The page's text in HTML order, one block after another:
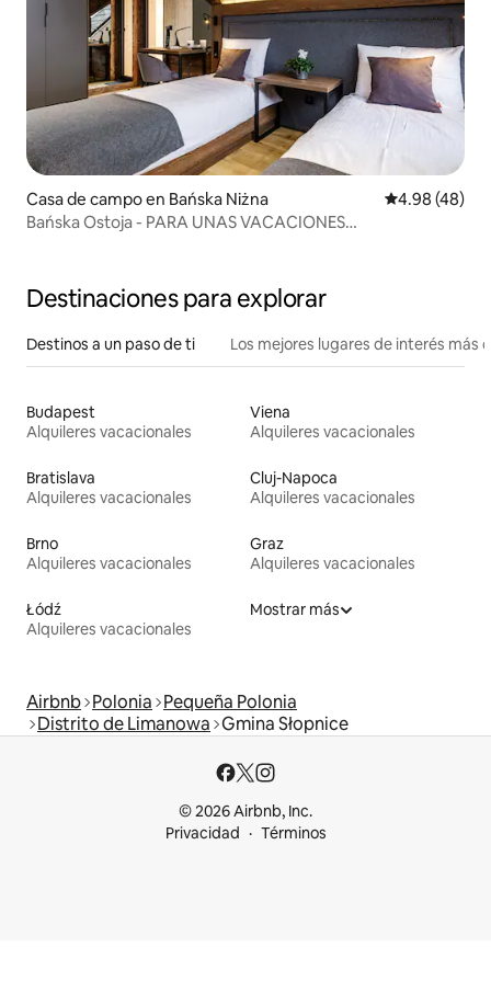
Casa de campo en Bańska Niżna Calificación
4.98 (48)
Bańska Ostoja - PARA UNAS VACACIONES
Destinaciones para explorar
Destinos a un paso de ti Los mejores lugares de interés más
Budapest
Alquileres vacacionales
Viena
Alquileres vacacionales
Bratislava
Alquileres vacacionales
Cluj-Napoca
Alquileres vacacionales
Brno
Alquileres vacacionales
Graz
Alquileres vacacionales
Łódź
Alquileres vacacionales
Mostrar más
Airbnb Polonia Pequeña Polonia
Distrito de Limanowa Gmina Słopnice
© 2026 Airbnb, Inc.
Privacidad
Términos